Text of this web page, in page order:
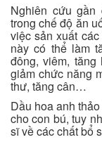
Nghiên cứu gần
trong chế độ ăn
việc sản xuất
này có thể làm
đông, viêm,
giảm chức năng
thư, tăng cân…
Dầu hoa anh
cho con bú, tuy
sĩ về các chất bổ